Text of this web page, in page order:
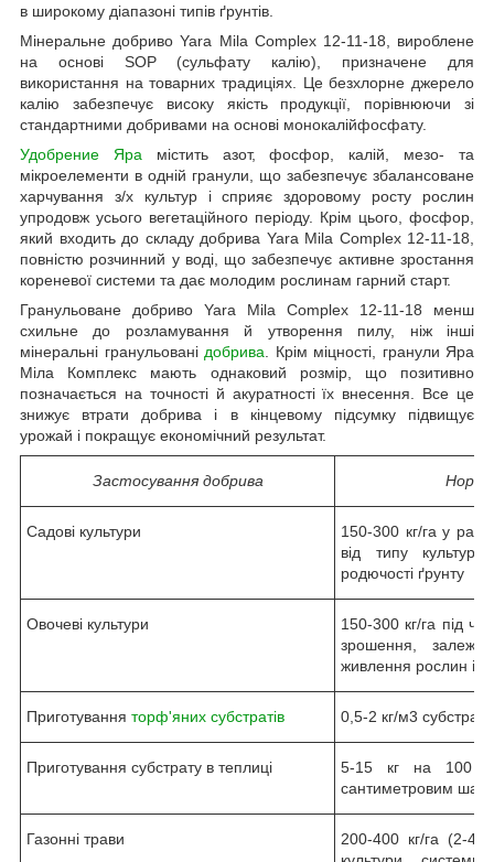
в широкому діапазоні типів ґрунтів.
Мінеральне добриво Yara Mila Complex 12-11-18, вироблене
на основі SOP (сульфату калію), призначене для
використання на товарних традиціях. Це безхлорне джерело
калію забезпечує високу якість продукції, порівнюючи зі
стандартними добривами на основі монокалійфосфату.
Удобрение Яра містить азот, фосфор, калій, мезо- та
мікроелементи в одній гранули, що забезпечує збалансоване
харчування з/х культур і сприяє здоровому росту рослин
упродовж усього вегетаційного періоду. Крім цього, фосфор,
який входить до складу добрива Yara Mila Complex 12-11-18,
повністю розчинний у воді, що забезпечує активне зростання
кореневої системи та дає молодим рослинам гарний старт.
Гранульоване добриво Yara Mila Complex 12-11-18 менш
схильне до розламування й утворення пилу, ніж інші
мінеральні гранульовані добрива . Крім міцності, гранули Яра
Міла Комплекс мають однаковий розмір, що позитивно
позначається на точності й акуратності їх внесення. Все це
знижує втрати добрива і в кінцевому підсумку підвищує
урожай і покращує економічний результат.
Застосування добрива Норми
Садові культури
150-300 кг/га у
від типу
родючості ґрунту
Овочеві культури
150-300 кг/га під
зрошення,
живлення рослин і
Приготування торф'яних субстратів 0,5-2 кг/м3 субстрата
Приготування субстрату в теплиці
5-15 кг на 100
сантиметровим
Газонні трави
200-400 кг/га (2-4